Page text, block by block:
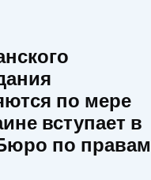
по мере
вступает в
по правам